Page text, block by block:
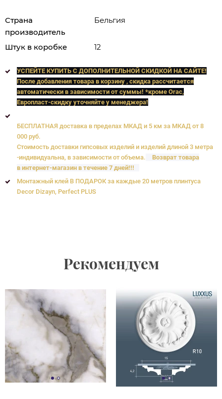
Страна
производитель
Бельгия
Штук в коробке 12
УСПЕЙТЕ КУПИТЬ C ДОПОЛНИТЕЛЬНОЙ СКИДКОЙ НА САЙТЕ!
После добавления товара в корзину , скидка рассчитается
автоматически в зависимости от суммы! *кроме Orac,
Европласт-скидку уточняйте у менеджера!
БЕСПЛАТНАЯ доставка в пределах МКАД и 5 км за МКАД от 8
000 руб.
Стоимость доставки гипсовых изделий и изделий длиной 3 метра
-индивидуальна, в зависимости от объема.
Возврат товара
в интернет-магазин в течение 7 дней!!!
Монтажный клей В ПОДАРОК за каждые 20 метров плинтуса
Decor Dizayn, Perfect PLUS
Рекомендуем